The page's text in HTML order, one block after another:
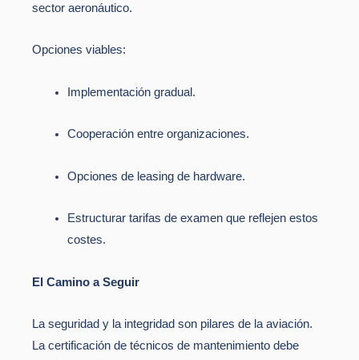
sector aeronáutico.
Opciones viables:
Implementación gradual.
Cooperación entre organizaciones.
Opciones de leasing de hardware.
Estructurar tarifas de examen que reflejen estos
costes.
El Camino a Seguir
La seguridad y la integridad son pilares de la aviación.
La certificación de técnicos de mantenimiento debe